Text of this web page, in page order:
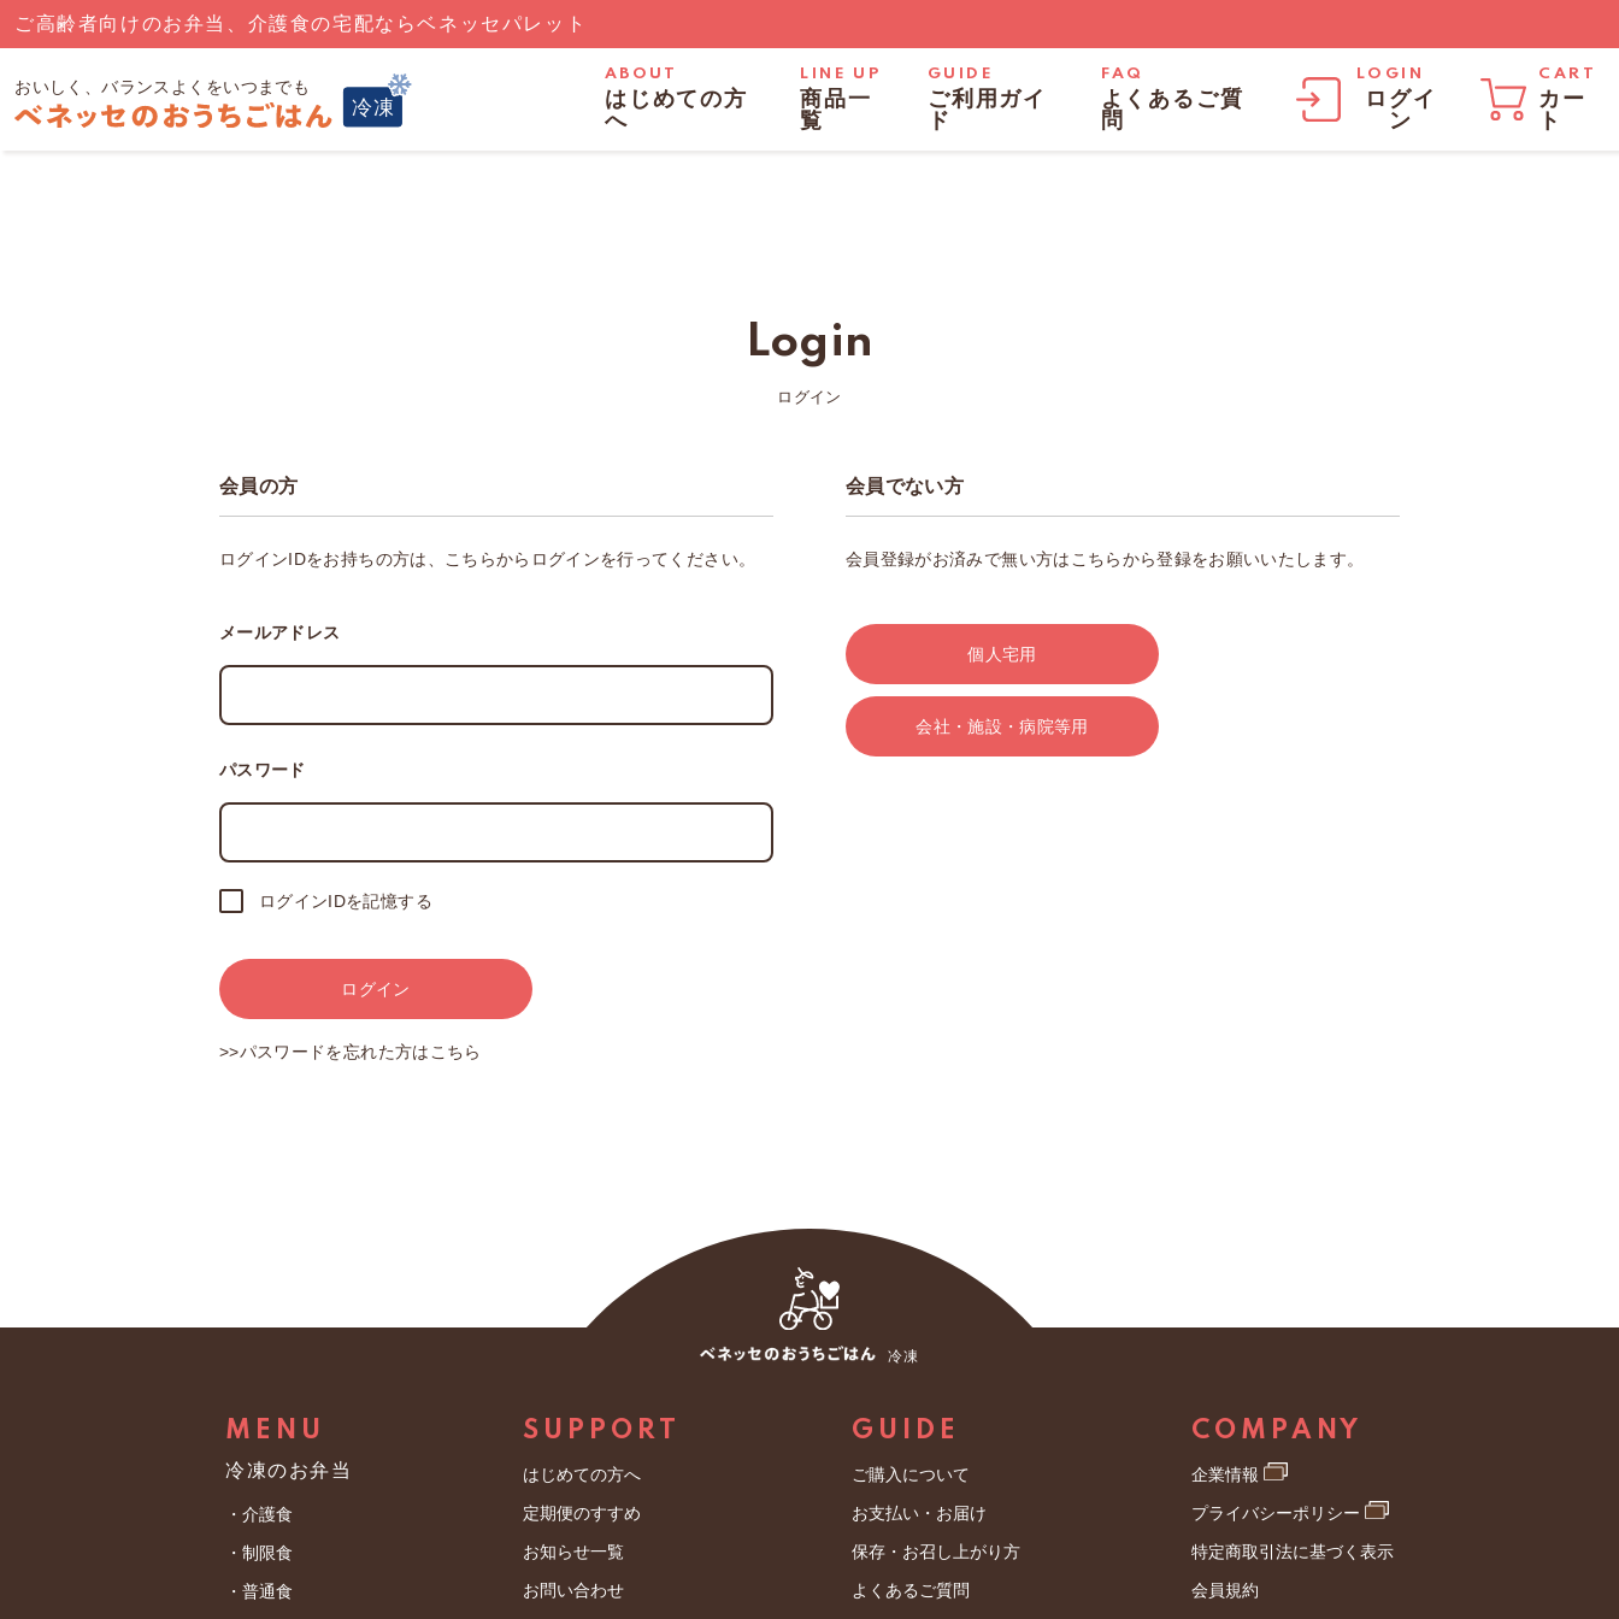
ご高齢者向けのお弁当、介護食の宅配ならベネッセパレット
ABOUT
はじめての方
へ
LINE UP
商品一
覧
GUIDE
ご利用ガイ
ド
FAQ
よくあるご質
問
LOGIN
ログイ
ン
CART
カー
ト
Login
ログイン
会員の方
ログインIDをお持ちの方は、こちらからログインを行ってください。
メールアドレス
パスワード
ログインIDを記憶する
ログイン
>>パスワードを忘れた方はこちら
会員でない方
会員登録がお済みで無い方はこちらから登録をお願いいたします。
個人宅用
会社・施設・病院等用
冷凍
MENU
冷凍のお弁当
・介護食
・制限食
・普通食
SUPPORT
はじめての方へ
定期便のすすめ
お知らせ一覧
お問い合わせ
GUIDE
ご購入について
お支払い・お届け
保存・お召し上がり方
よくあるご質問
COMPANY
企業情報
プライバシーポリシー
特定商取引法に基づく表示
会員規約